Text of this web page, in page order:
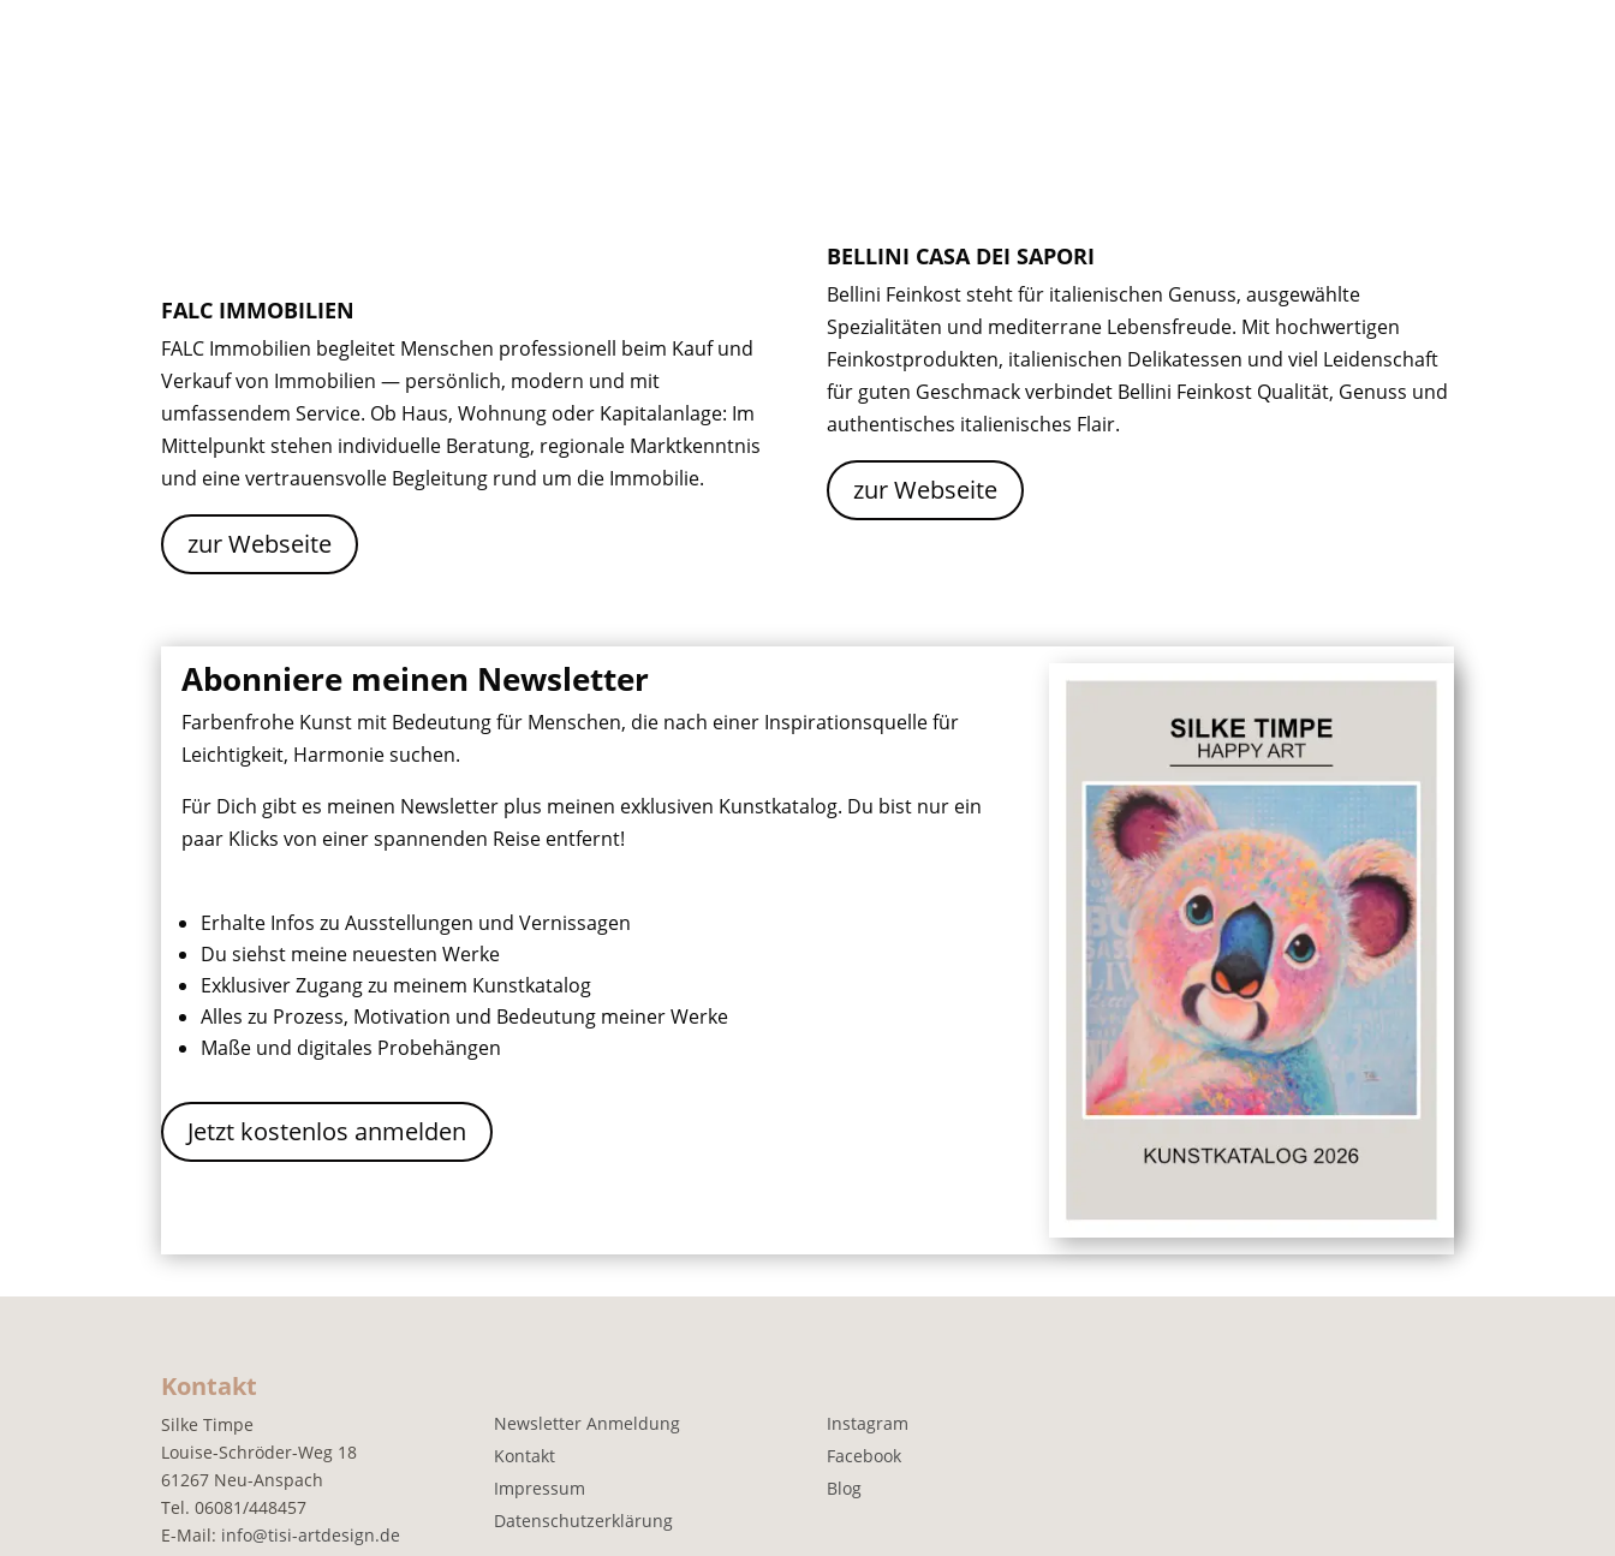
FALC IMMOBILIEN
FALC Immobilien begleitet Menschen professionell beim Kauf und
Verkauf von Immobilien — persönlich, modern und mit
umfassendem Service. Ob Haus, Wohnung oder Kapitalanlage: Im
Mittelpunkt stehen individuelle Beratung, regionale Marktkenntnis
und eine vertrauensvolle Begleitung rund um die Immobilie.
zur Webseite
BELLINI CASA DEI SAPORI
Bellini Feinkost steht für italienischen Genuss, ausgewählte
Spezialitäten und mediterrane Lebensfreude. Mit hochwertigen
Feinkostprodukten, italienischen Delikatessen und viel Leidenschaft
für guten Geschmack verbindet Bellini Feinkost Qualität, Genuss und
authentisches italienisches Flair.
zur Webseite
Abonniere meinen Newsletter
Farbenfrohe Kunst mit Bedeutung für Menschen, die nach einer Inspirationsquelle für
Leichtigkeit, Harmonie suchen.
Für Dich gibt es meinen Newsletter plus meinen exklusiven Kunstkatalog. Du bist nur ein
paar Klicks von einer spannenden Reise entfernt!
Erhalte Infos zu Ausstellungen und Vernissagen
Du siehst meine neuesten Werke
Exklusiver Zugang zu meinem Kunstkatalog
Alles zu Prozess, Motivation und Bedeutung meiner Werke
Maße und digitales Probehängen
Jetzt kostenlos anmelden
Kontakt
Silke Timpe
Louise-Schröder-Weg 18
61267 Neu-Anspach
Tel. 06081/448457
E-Mail: info@tisi-artdesign.de
Newsletter Anmeldung
Kontakt
Impressum
Datenschutzerklärung
Instagram
Facebook
Blog